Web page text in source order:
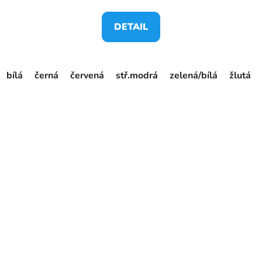
DETAIL
bílá černá červená stř.modrá zelená/bílá žlutá